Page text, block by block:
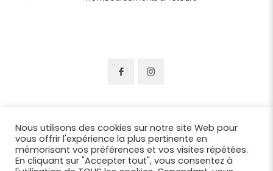
Nous utilisons des cookies sur notre site Web pour
vous offrir l'expérience la plus pertinente en
mémorisant vos préférences et vos visites répétées.
En cliquant sur "Accepter tout", vous consentez à